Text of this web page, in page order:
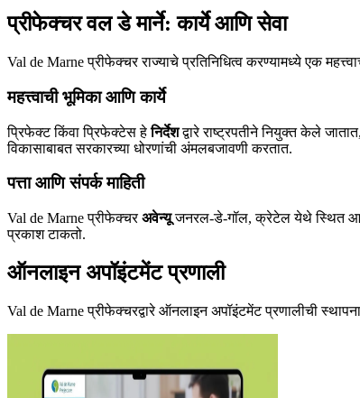
प्रीफेक्चर वल डे मार्ने: कार्ये आणि सेवा
Val de Marne प्रीफेक्चर राज्याचे प्रतिनिधित्व करण्यामध्ये एक
महत्त्वाची भूमिका आणि कार्ये
प्रिफेक्ट किंवा प्रिफेक्टेस हेनिर्देशद्वारे राष्ट्रपतीने नियुक्त केले
विकासाबाबत सरकारच्या धोरणांची अंमलबजावणी करतात.
पत्ता आणि संपर्क माहिती
Val de Marne प्रीफेक्चरअवेन्यूजनरल-डे-गॉल, क्रेटेल येथे स्थित आहे.
प्रकाश टाकतो.
ऑनलाइन अपॉइंटमेंट प्रणाली
Val de Marne प्रीफेक्चरद्वारे ऑनलाइन अपॉइंटमेंट प्रणालीची